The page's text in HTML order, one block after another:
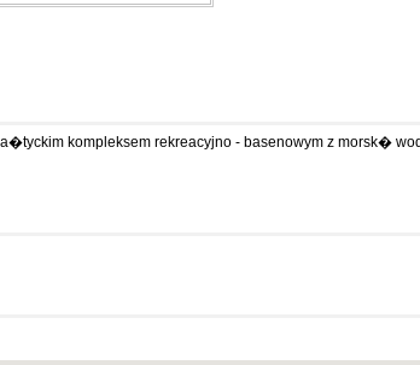
kompleksem rekreacyjno - basenowym z morsk�